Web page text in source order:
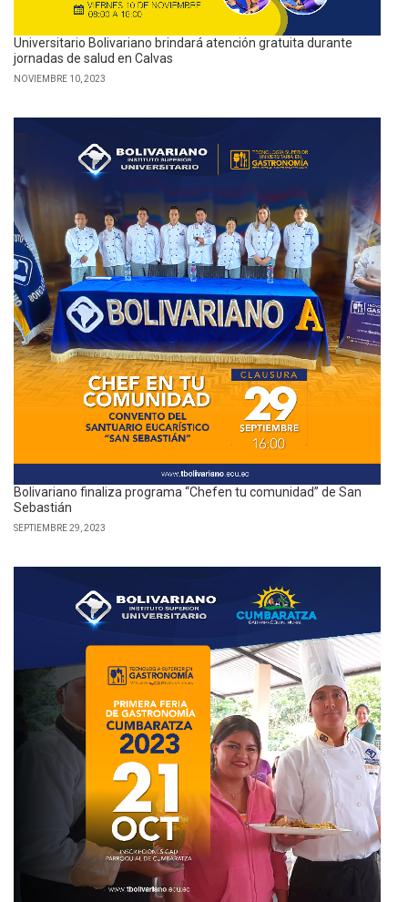
Universitario Bolivariano brindará atención gratuita durante
jornadas de salud en Calvas
NOVIEMBRE 10, 2023
Bolivariano finaliza programa “Chefen tu comunidad” de San
Sebastián
SEPTIEMBRE 29, 2023